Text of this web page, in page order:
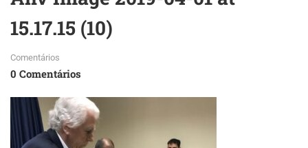
15.17.15 (10)
Comentários
0 Comentários